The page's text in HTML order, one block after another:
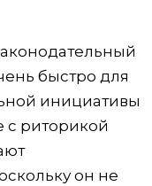
быстро для
инициативы
с риторикой
он не